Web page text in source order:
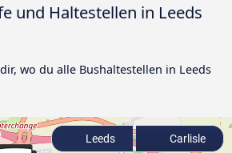
und Haltestellen in Leeds
wo du alle Bushaltestellen in Leeds
Leeds Carlisle